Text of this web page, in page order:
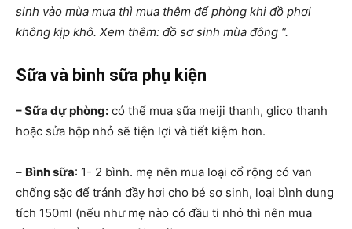
sinh vào mùa mưa thì mua thêm để phòng khi đồ phơi
không kịp khô. Xem thêm: đồ sơ sinh mùa đông “.
Sữa và bình sữa phụ kiện
– Sữa dự phòng: có thể mua sữa meiji thanh, glico thanh
hoặc sửa hộp nhỏ sẽ tiện lợi và tiết kiệm hơn.
– Bình sữa: 1- 2 bình. mẹ nên mua loại cổ rộng có van
chống sặc để tránh đầy hơi cho bé sơ sinh, loại bình dung
tích 150ml (nếu như mẹ nào có đầu ti nhỏ thì nên mua